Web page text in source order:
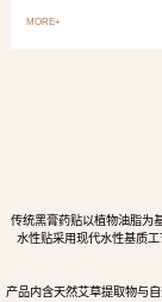
MORE+
传统黑膏药贴以植物油脂为
水性贴采用现代水性基质
产品内含天然艾草提取物与